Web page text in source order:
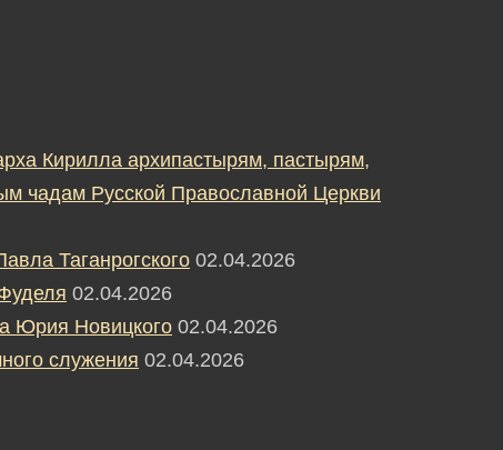
Кирилла архипастырям, пастырям,
чадам Русской Православной Церкви
Таганрогского 02.04.2026
02.04.2026
Юрия Новицкого 02.04.2026
служения 02.04.2026